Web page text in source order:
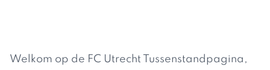
Welkom op de FC Utrecht Tussenstandpagina,